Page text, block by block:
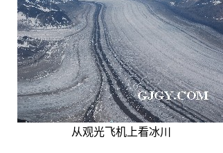
从观光飞机上看冰川